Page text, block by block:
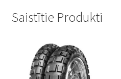
Saistītie Produkti